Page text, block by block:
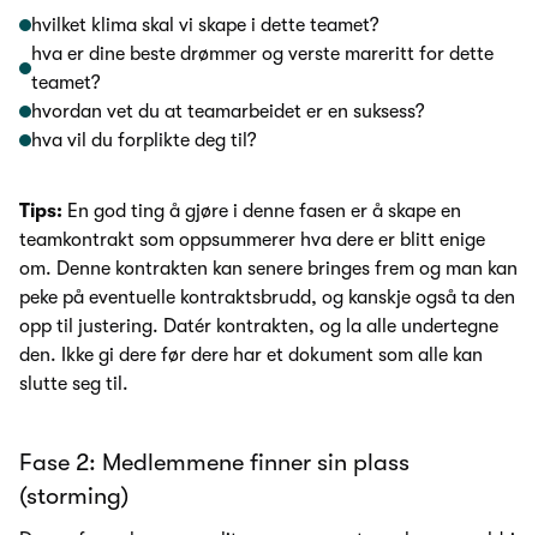
hvilket klima skal vi skape i dette teamet?
hva er dine beste drømmer og verste mareritt for dette
teamet?
hvordan vet du at teamarbeidet er en suksess?
hva vil du forplikte deg til?
Tips: En god ting å gjøre i denne fasen er å skape en
teamkontrakt som oppsummerer hva dere er blitt enige
om. Denne kontrakten kan senere bringes frem og man kan
peke på eventuelle kontraktsbrudd, og kanskje også ta den
opp til justering. Datér kontrakten, og la alle undertegne
den. Ikke gi dere før dere har et dokument som alle kan
slutte seg til.
Fase 2: Medlemmene finner sin plass
(storming)